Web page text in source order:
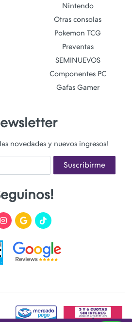
Nintendo
Otras consolas
Pokemon TCG
Preventas
SEMINUEVOS
Componentes PC
Gafas Gamer
novedades y nuevos ingresos!
Suscribirme